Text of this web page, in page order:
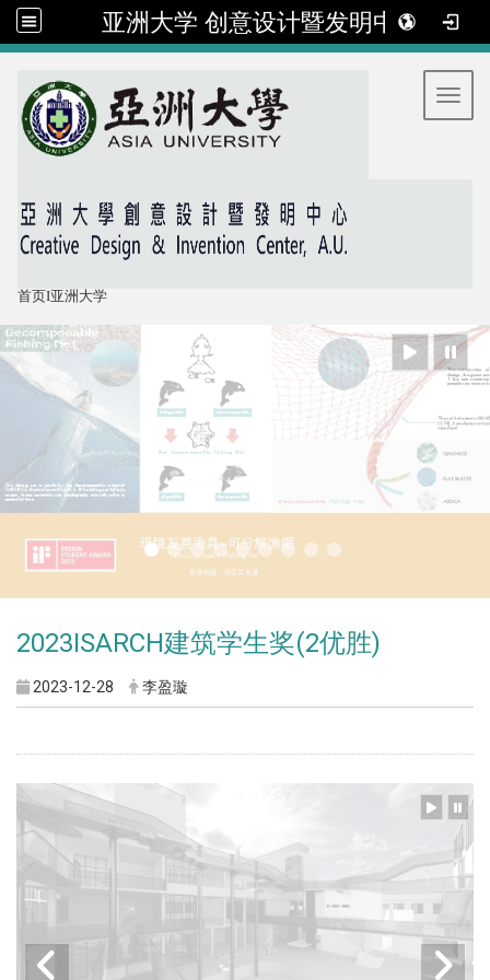
亚洲大学 创意设计暨发明中心
首页I亚洲大学
2023ISARCH建筑学生奖(2优胜)
2023-12-28 李盈璇